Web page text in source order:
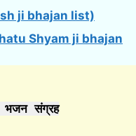
ji bhajan list)
Shyam ji bhajan
भजन संग्रह